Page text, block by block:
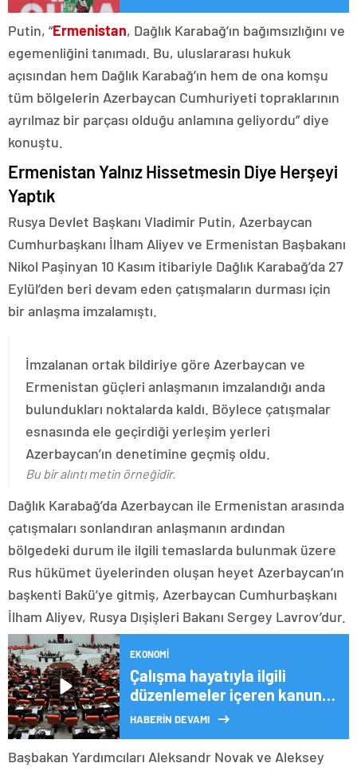
Putin, “Ermenistan, Dağlık Karabağ’ın bağımsızlığını ve
egemenliğini tanımadı. Bu, uluslararası hukuk
açısından hem Dağlık Karabağ’ın hem de ona komşu
tüm bölgelerin Azerbaycan Cumhuriyeti topraklarının
ayrılmaz bir parçası olduğu anlamına geliyordu” diye
konuştu.
Ermenistan Yalnız Hissetmesin Diye Herşeyi
Yaptık
Rusya Devlet Başkanı Vladimir Putin, Azerbaycan
Cumhurbaşkanı İlham Aliyev ve Ermenistan Başbakanı
Nikol Paşinyan 10 Kasım itibariyle Dağlık Karabağ’da 27
Eylül’den beri devam eden çatışmaların durması için
bir anlaşma imzalamıştı.
İmzalanan ortak bildiriye göre Azerbaycan ve
Ermenistan güçleri anlaşmanın imzalandığı anda
bulundukları noktalarda kaldı. Böylece çatışmalar
esnasında ele geçirdiği yerleşim yerleri
Azerbaycan’ın denetimine geçmiş oldu.
Bu bir alıntı metin örneğidir.
Dağlık Karabağ’da Azerbaycan ile Ermenistan arasında
çatışmaları sonlandıran anlaşmanın ardından
bölgedeki durum ile ilgili temaslarda bulunmak üzere
Rus hükümet üyelerinden oluşan heyet Azerbaycan’ın
başkenti Bakü’ye gitmiş, Azerbaycan Cumhurbaşkanı
İlham Aliyev, Rusya Dışişleri Bakanı Sergey Lavrov’dur.
EKONOMI
Çalışma hayatıyla ilgili
düzenlemeler içeren kanun
teklifi TBMM’de
HABERİN DEVAMI
Başbakan Yardımcıları Aleksandr Novak ve Aleksey